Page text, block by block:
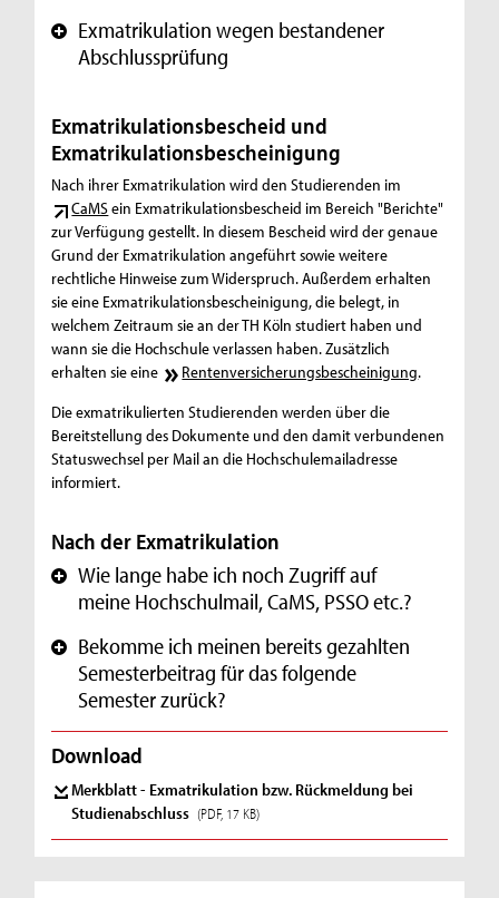
+ Exmatrikulation wegen bestandener
Abschlussprüfung
Exmatrikulationsbescheid und
Exmatrikulationsbescheinigung
Nach ihrer Exmatrikulation wird den Studierenden im
CaMSein Exmatrikulationsbescheid im Bereich "Berichte"
zur Verfügung gestellt. In diesem Bescheid wird der genaue
Grund der Exmatrikulation angeführt sowie weitere
rechtliche Hinweise zum Widerspruch. Außerdem erhalten
sie eine Exmatrikulationsbescheinigung, die belegt, in
welchem Zeitraum sie an der TH Köln studiert haben und
wann sie die Hochschule verlassen haben. Zusätzlich
erhalten sie eine
Rentenversicherungsbescheinigung.
Die exmatrikulierten Studierenden werden über die
Bereitstellung des Dokumente und den damit verbundenen
Statuswechsel per Mail an die Hochschulemailadresse
informiert.
Nach der Exmatrikulation
+ Wie lange habe ich noch Zugriff auf
meine Hochschulmail, CaMS, PSSO etc.?
+ Bekomme ich meinen bereits gezahlten
Semesterbeitrag für das folgende
Semester zurück?
Download
Merkblatt - Exmatrikulation bzw. Rückmeldung bei
Studienabschluss (PDF, 17 KB)